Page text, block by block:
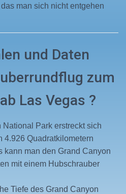
man sich nicht entgehen
und Daten
zum
Las Vegas ?
National Park erstreckt sich
4.926 Quadratkilometern
kann man den Grand Canyon
mit einem Hubschrauber
Tiefe des Grand Canyon